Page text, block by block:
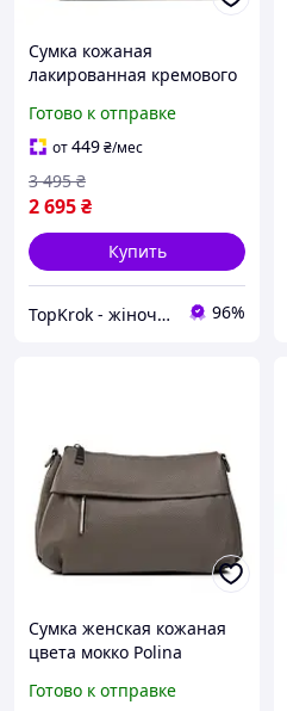
Сумка кожаная
лакированная кремового
Готово к отправке
от449₴/мес
2 695₴
3 495 ₴
Купить
TopKrok - жіноче та чоловіче взуття, жіночі сумки та верхній одяг 96%
Сумка женская кожаная
цвета мокко Polina
Готово к отправке